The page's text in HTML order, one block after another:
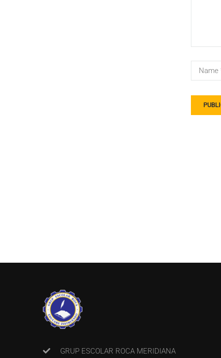
GRUP ESCOLAR ROCA MERIDIANA